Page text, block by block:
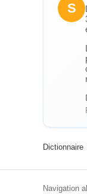
S
Dictionnaire
Navigation